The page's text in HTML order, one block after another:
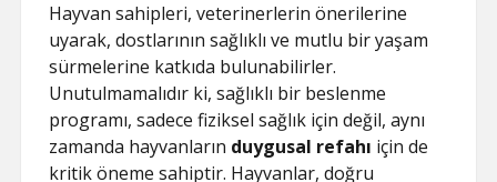
Hayvan sahipleri, veterinerlerin önerilerine
uyarak, dostlarının sağlıklı ve mutlu bir yaşam
sürmelerine katkıda bulunabilirler.
Unutulmamalıdır ki, sağlıklı bir beslenme
programı, sadece fiziksel sağlık için değil, aynı
zamanda hayvanların duygusal refahı için de
kritik öneme sahiptir. Hayvanlar, doğru